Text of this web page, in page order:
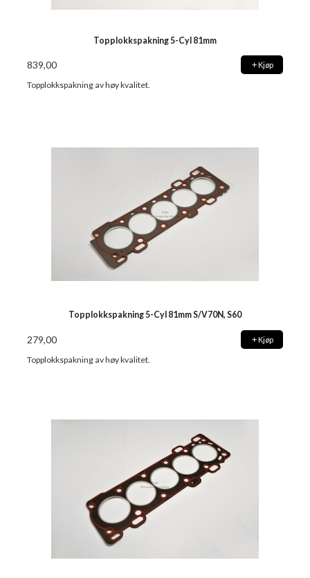
Topplokkspakning 5-Cyl 81mm
839,00 Kjøp
Topplokkspakning av høy kvalitet.
Topplokkspakning 5-Cyl 81mm S/V70N, S60
279,00 Kjøp
Topplokkspakning av høy kvalitet.